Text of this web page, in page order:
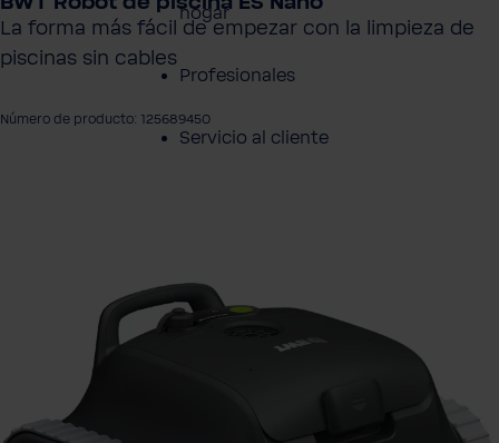
hogar
Profesionales
Servicio al cliente
Resumen de
La forma más fácil de empezar con la limpieza de
piscinas sin cables
Número de producto: 125689450